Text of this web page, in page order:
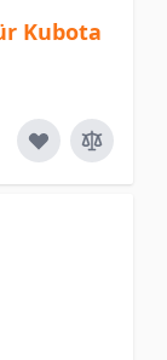
Kubota